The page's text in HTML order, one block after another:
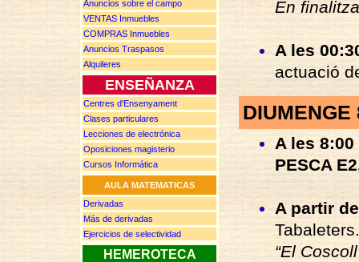
Anuncios sobre el campo
VENTAS Inmuebles
COMPRAS Inmuebles
Anuncios Traspasos
Alquileres
ENSEÑANZA
Centres d'Ensenyament
Clases particulares
Lecciones de electrónica
Oposiciones magisterio
Cursos Informática
AULA MATEMATICAS
Derivadas
Más de derivadas
Ejercicios de selectividad
HEMEROTECA
En
A les
actuació
DIUMENGE
A les 8:00
PESCA
A partir
“El